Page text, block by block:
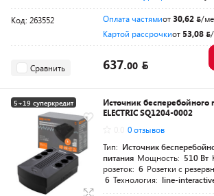
Код: 263552 Оплата частямиот30,62
/
Картой рассрочкиот 53,08
Сравнить 637.00
5+19 суперкредит
Разумная цена
Источник бесперебойного
ELECTRIC SQ1204-0002
0 отзывов
Тип: Источник
питания Мощность: 510 Вт
розеток: 6 Розетки с
6 Технология: line-